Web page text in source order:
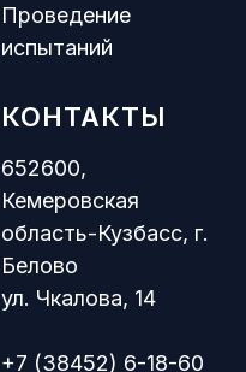
Проведение
испытаний
КОНТАКТЫ
652600,
Кемеровская
область-Кузбасс, г.
Белово
ул. Чкалова, 14
+7 (38452) 6-18-60